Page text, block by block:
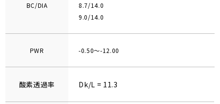
BC/DIA
8.7/14.0
9.0/14.0
PWR -0.50～-12.00
酸素透過率 Dk/L = 11.3